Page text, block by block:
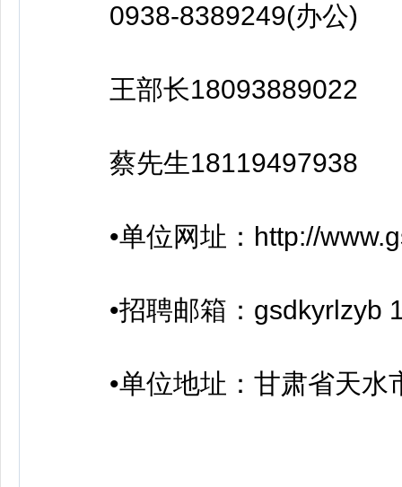
0938-8389249(办公)
王部长18093889022
蔡先生18119497938
•单位网址：http://
•招聘邮箱：gsdkyrlzyb
•单位地址：甘肃省天水